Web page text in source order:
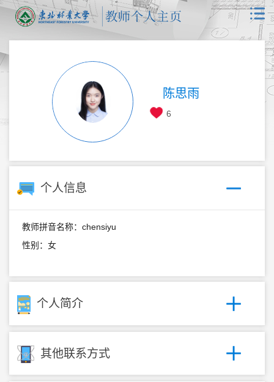
陈思雨
6
个人信息
教师拼音名称：chensiyu
性别：女
个人简介
其他联系方式